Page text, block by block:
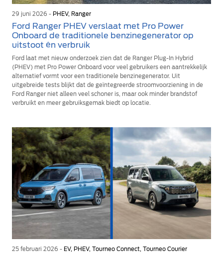
29 juni 2026 - PHEV, Ranger
Ford Ranger PHEV verslaat met Pro Power
Onboard de traditionele benzinegenerator op
uitstoot én verbruik
Ford laat met nieuw onderzoek zien dat de Ranger Plug-In Hybrid
(PHEV) met Pro Power Onboard voor veel gebruikers een aantrekkelijk
alternatief vormt voor een traditionele benzinegenerator. Uit
uitgebreide tests blijkt dat de geïntegreerde stroomvoorziening in de
Ford Ranger niet alleen veel schoner is, maar ook minder brandstof
verbruikt en meer gebruiksgemak biedt op locatie.
25 februari 2026 - EV, PHEV, Tourneo Connect, Tourneo Courier